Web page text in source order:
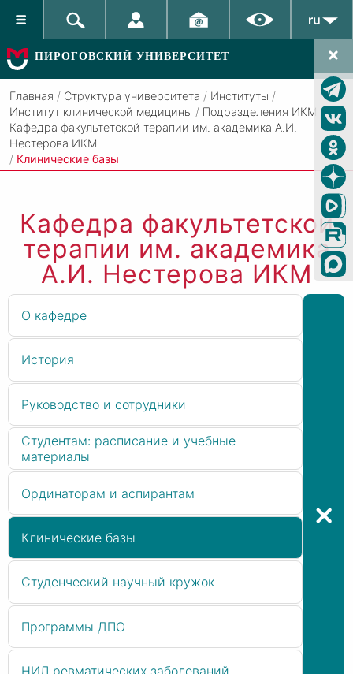
ru
ПИРОГОВСКИЙ УНИВЕРСИТЕТ
Главная / Структура университета / Институты /
Институт клинической медицины / Подразделения ИКМ /
Кафедра факультетской терапии им. академика А.И.
Нестерова ИКМ
/ Клинические базы
Кафедра факультетской
терапии им. академика
А.И. Нестерова ИКМ
О кафедре
История
Руководство и сотрудники
Студентам: расписание и учебные
материалы
Ординаторам и аспирантам
Клинические базы
Студенческий научный кружок
Программы ДПО